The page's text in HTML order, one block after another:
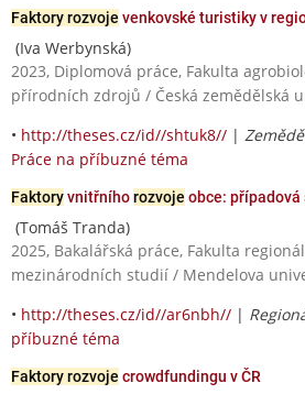
Faktory rozvoje venkovské turistiky v
(Iva Werbynská)
2023, Diplomová práce, Fakulta
přírodních zdrojů / Česká zemědělská
• http://theses.cz/id//shtuk8// |
Práce na příbuzné téma
Faktoryvnitřníhorozvoje obce: případová
(Tomáš Tranda)
2025, Bakalářská práce, Fakulta
mezinárodních studií / Mendelova
• http://theses.cz/id//ar6nbh// |
příbuzné téma
Faktory rozvoje crowdfundingu v ČR